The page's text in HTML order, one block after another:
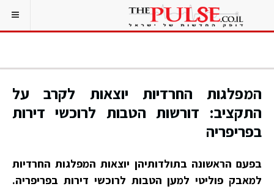
המפלגות החרדיות יוצאות לקרב על
התקציב: דורשות הטבות לרוכשי דירות
בפריפריה
בפעם הראשונה בתולדותיהן יוצאות המפלגות החרדיות
למאבק פוליטי למען הטבות לרוכשי דירות בפריפריה.